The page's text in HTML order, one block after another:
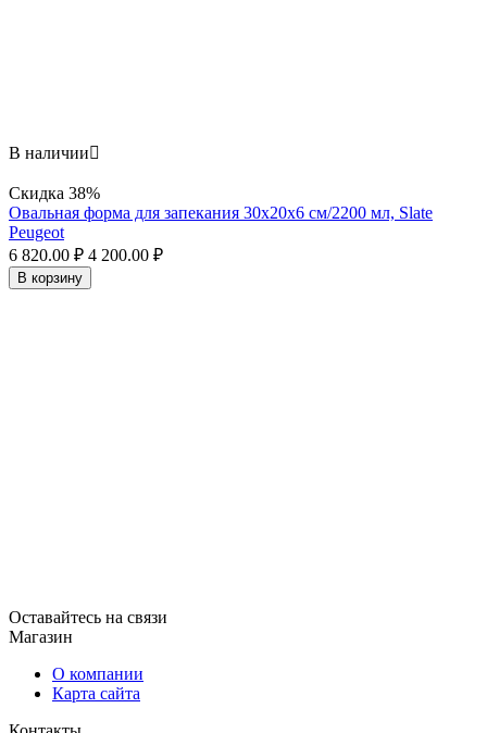
В наличии
Скидка 38%
Овальная форма для запекания 30х20x6 см/2200 мл, Slate
Peugeot
6 820.00 ₽ 4 200.00 ₽
В корзину
Оставайтесь на связи
Магазин
О компании
Карта сайта